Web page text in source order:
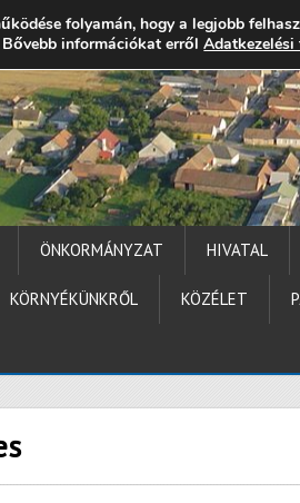
+36 (72) 451 110 Elérhetőségek
ÖNKORMÁNYZAT HIVATAL
KÖRNYÉKÜNKRŐL KÖZÉLET
folyamán, hogy a legjobb
információkat erről